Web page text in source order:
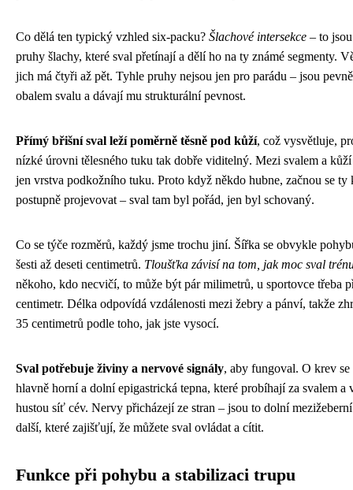
Co dělá ten typický vzhled six-packu? Šlachové intersekce – to
pruhy šlachy, které sval přetínají a dělí ho na ty známé segmenty.
jich má čtyři až pět. Tyhle pruhy nejsou jen pro parádu – jsou
obalem svalu a dávají mu strukturální pevnost.
Přímý břišní sval leží poměrně těsně pod kůží, což vysvětluje,
nízké úrovni tělesného tuku tak dobře viditelný. Mezi svalem a
jen vrstva podkožního tuku. Proto když někdo hubne, začnou se ty
postupně projevovat – sval tam byl pořád, jen byl schovaný.
Co se týče rozměrů, každý jsme trochu jiní. Šířka se obvykle
šesti až deseti centimetrů. Tloušťka závisí na tom, jak moc sval
někoho, kdo necvičí, to může být pár milimetrů, u sportovce třeba
centimetr. Délka odpovídá vzdálenosti mezi žebry a pánví, takže
35 centimetrů podle toho, jak jste vysocí.
Sval potřebuje živiny a nervové signály, aby fungoval. O krev se
hlavně horní a dolní epigastrická tepna, které probíhají za svalem a
hustou síť cév. Nervy přicházejí ze stran – jsou to dolní
další, které zajišťují, že můžete sval ovládat a cítit.
Funkce při pohybu a stabilizaci trupu